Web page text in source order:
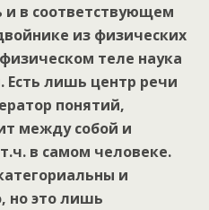
и в соответствующем
из физических
теле наука
лишь центр речи
понятий,
между собой и
в самом человеке.
и
но это лишь